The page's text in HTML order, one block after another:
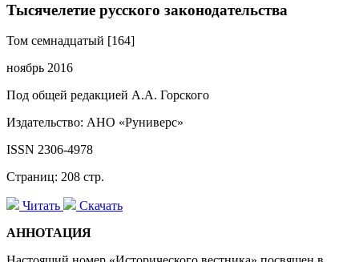
Тысячелетие русского законодательства
Том семнадцатый [164]
ноябрь 2016
Под общей редакцией А.А. Горского
Издательство: АНО «Руниверс»
ISSN 2306-4978
Страниц: 208 стр.
Читать
Скачать
АННОТАЦИЯ